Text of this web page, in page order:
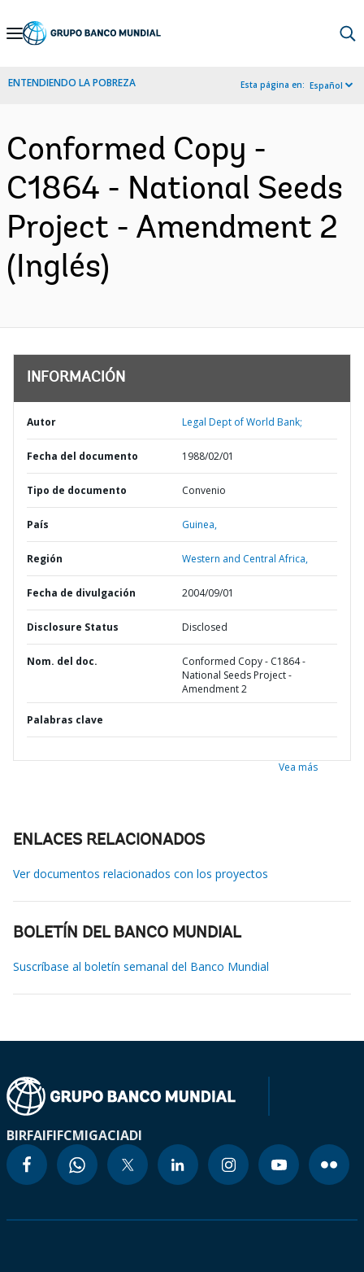
Skip
Navigation
ENTENDIENDO LA POBREZA Esta página en: Español
Conformed Copy -
C1864 - National Seeds
Project - Amendment 2
(Inglés)
INFORMACIÓN
Autor Legal Dept of World Bank;
Fecha del documento 1988/02/01
Tipo de documento Convenio
País Guinea,
Región Western and Central Africa,
Fecha de divulgación 2004/09/01
Disclosure Status Disclosed
Nom. del doc.
Conformed Copy - C1864 -
National Seeds Project -
Amendment 2
Palabras clave
Vea más
ENLACES RELACIONADOS
Ver documentos relacionados con los proyectos
BOLETÍN DEL BANCO MUNDIAL
Suscríbase al boletín semanal del Banco Mundial
BIRFAIFIFCMIGACIADI